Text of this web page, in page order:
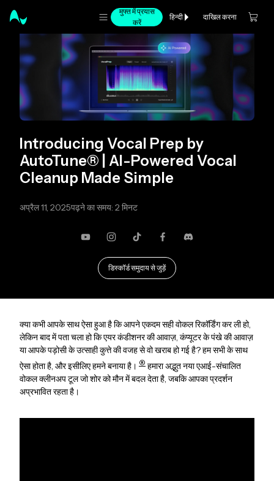
मुफ्त में प्रयास
करें
हिन्दी दाखिल करना
Introducing Vocal Prep by
AutoTune® | AI-Powered Vocal
Cleanup Made Simple
अप्रैल 11, 2025पढ़ने का समय: 2 मिनट
यूट्यूबInstagram
TikTokफेसबुककलह
डिस्कॉर्ड समुदाय से जुड़ें
क्या कभी आपके साथ ऐसा हुआ है कि आपने एकदम सही वोकल रिकॉर्डिंग कर ली हो,
लेकिन बाद में पता चला हो कि एयर कंडीशनर की आवाज़, कंप्यूटर के पंखे की आवाज़
या आपके पड़ोसी के उत्साही कुत्ते की वजह से वो खराब हो गई है? हम सभी के साथ
ऐसा होता है, और इसीलिए हमनेबनाया है। ® हमारा अद्भुत नया एआई-संचालित
वोकल क्लीनअप टूल जो शोर को मौन में बदल देता है, जबकि आपका प्रदर्शन
अप्रभावित रहता है।